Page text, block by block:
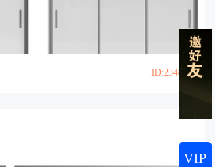
ID:234808
VIP